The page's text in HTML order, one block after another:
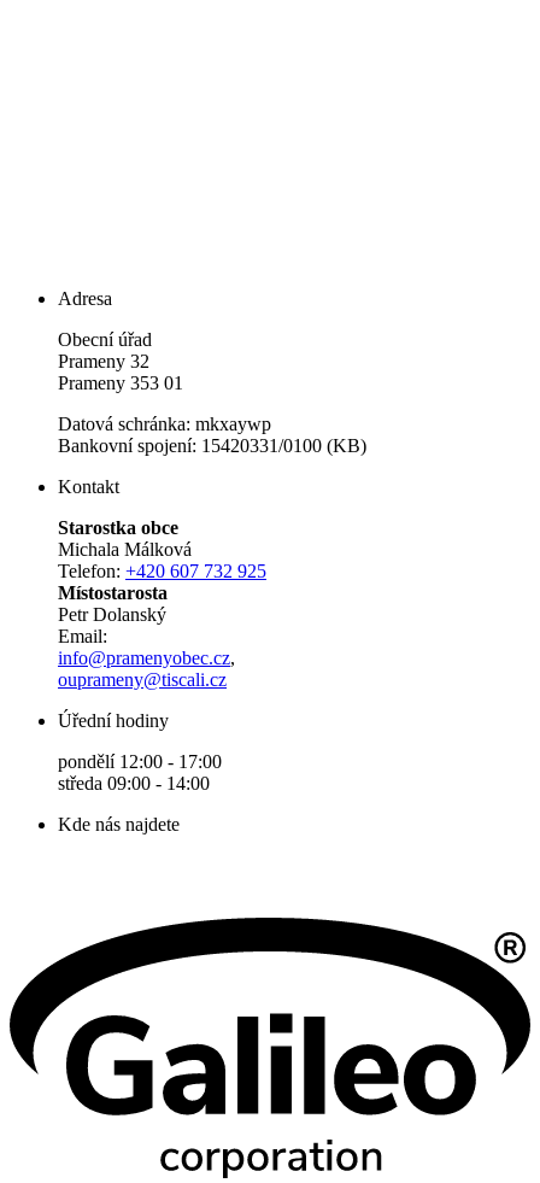
Adresa
Obecní úřad
Prameny 32
Prameny 353 01
Datová schránka: mkxaywp
Bankovní spojení: 15420331/0100 (KB)
Kontakt
Starostka obce
Michala Málková
Telefon: +420 607 732 925
Místostarosta
Petr Dolanský
Email:
info@pramenyobec.cz,
ouprameny@tiscali.cz
Úřední hodiny
pondělí 12:00 - 17:00
středa 09:00 - 14:00
Kde nás najdete